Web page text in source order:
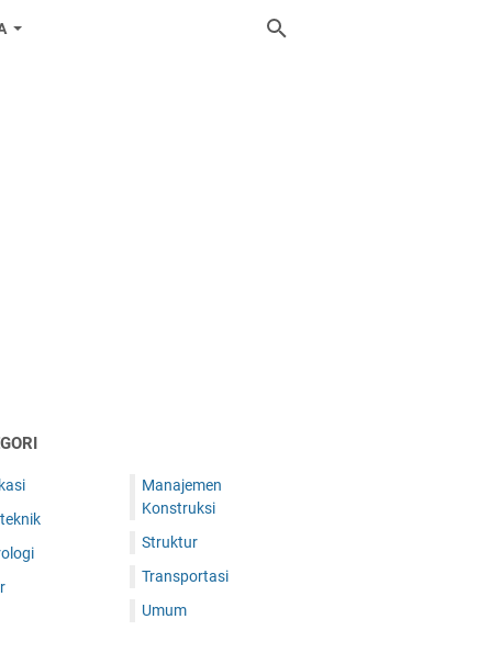
Manajemen
Konstruksi
Struktur
Transportasi
Umum